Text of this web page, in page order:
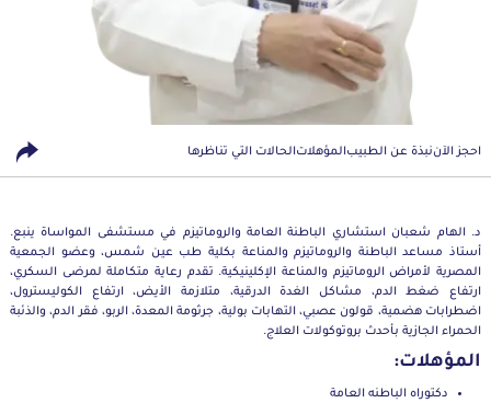
احجز الآننبذة عن الطبيبالمؤهلاتالحالات التي تناظرها
د. الهام شعبان استشاري الباطنة العامة والروماتيزم في مستشفى المواساة ينبع.
أستاذ مساعد الباطنة والروماتيزم والمناعة بكلية طب عين شمس، وعضو الجمعية
المصرية لأمراض الروماتيزم والمناعة الإكلينيكية. تقدم رعاية متكاملة لمرضى السكري،
ارتفاع ضغط الدم، مشاكل الغدة الدرقية، متلازمة الأيض، ارتفاع الكوليسترول،
اضطرابات هضمية، قولون عصبي، التهابات بولية، جرثومة المعدة، الربو، فقر الدم، والذئبة
الحمراء الجازية بأحدث بروتوكولات العلاج.
المؤهلات:
دكتوراه الباطنه العامة